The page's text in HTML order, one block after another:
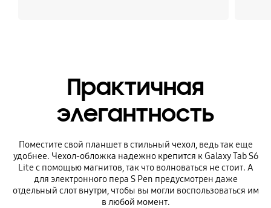
Практичная
элегантность
Поместите свой планшет в стильный чехол, ведь так еще
удобнее. Чехол-обложка надежно крепится к Galaxy Tab S6
Lite с помощью магнитов, так что волноваться не стоит. А
для электронного пера S Pen предусмотрен даже
отдельный слот внутри, чтобы вы могли воспользоваться им
в любой момент.